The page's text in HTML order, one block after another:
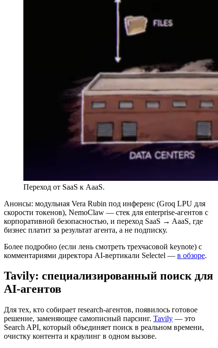
Переход от SaaS к AaaS.
Анонсы: модульная Vera Rubin под инференс (Groq LPU для
скорости токенов), NemoClaw — стек для enterprise-агентов с
корпоративной безопасностью, и переход SaaS → AaaS, где
бизнес платит за результат агента, а не подписку.
Более подробно (если лень смотреть трехчасовой keynote) с
комментариями директора AI-вертикали Selectel — в обзоре.
Tavily: специализированный поиск для
AI-агентов
Для тех, кто собирает research-агентов, появилось готовое
решение, заменяющее самописный парсинг. Tavily — это
Search API, который объединяет поиск в реальном времени,
очистку контента и краулинг в одном вызове.